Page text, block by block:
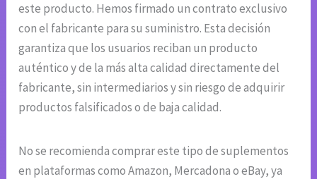
este producto. Hemos firmado un contrato exclusivo
con el fabricante para su suministro. Esta decisión
garantiza que los usuarios reciban un producto
auténtico y de la más alta calidad directamente del
fabricante, sin intermediarios y sin riesgo de adquirir
productos falsificados o de baja calidad.
No se recomienda comprar este tipo de suplementos
en plataformas como Amazon, Mercadona o eBay, ya